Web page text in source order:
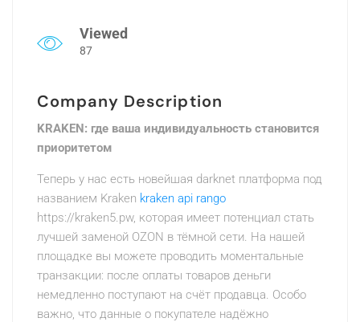
Viewed
87
Company Description
KRAKEN: где ваша индивидуальность становится
приоритетом
Теперь у нас есть новейшая darknet платформа под
названием Kraken kraken api rango
https://kraken5.pw, которая имеет потенциал стать
лучшей заменой OZON в тёмной сети. На нашей
площадке вы можете проводить моментальные
транзакции: после оплаты товаров деньги
немедленно поступают на счёт продавца. Особо
важно, что данные о покупателе надёжно